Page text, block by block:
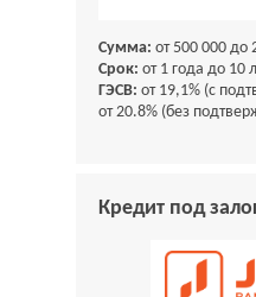
Сумма: от 500 000 до
Срок: от 1 года до 10
ГЭСВ: от 19,1% (с
от 20.8% (без
Кредит под